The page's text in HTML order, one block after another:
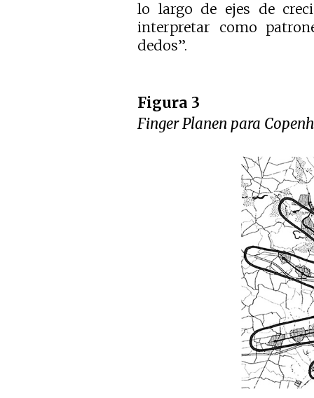
lo largo de ejes de
interpretar como
dedos”.
Figura 3
Finger Planen para